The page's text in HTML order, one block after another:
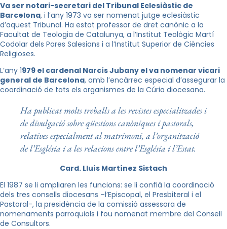
Va ser notari-secretari del Tribunal Eclesiàstic de
Barcelona, i l’any 1973 va ser nomenat jutge eclesiàstic
d’aquest Tribunal. Ha estat professor de dret canònic a la
Facultat de Teologia de Catalunya, a l’Institut Teològic Martí
Codolar dels Pares Salesians i a l’Institut Superior de Ciències
Religioses.
L’any 1979 el cardenal Narcís Jubany el va nomenar vicari
general de Barcelona, amb l’encàrrec especial d’assegurar la
coordinació de tots els organismes de la Cúria diocesana.
Ha publicat molts treballs a les revistes especialitzades i
de divulgació sobre qüestions canòniques i pastorals,
relatives especialment al matrimoni, a l’organització
de l’Església i a les relacions entre l’Església i l’Estat.
Card. Lluís Martínez Sistach
El 1987 se li ampliaren les funcions: se li confià la coordinació
dels tres consells diocesans –l’Episcopal, el Presbiteral i el
Pastoral-, la presidència de la comissió assessora de
nomenaments parroquials i fou nomenat membre del Consell
de Consultors.